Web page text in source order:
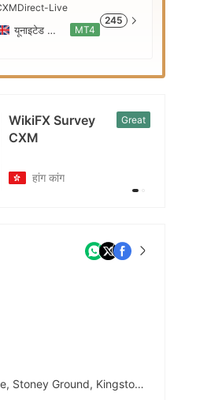
Live
यूनाइटेड किंगडम MT4
245
WikiFX Survey
CXM
Great
हांग कांग
The Financial Services Centre, Stoney Ground, Kingstown, St. Vincent & the Grenadines, VC0100